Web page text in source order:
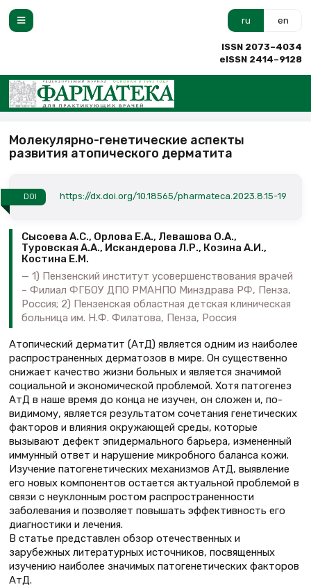
ru en
ISSN 2073–4034
eISSN 2414–9128
Молекулярно-генетические аспекты
развития атопического дерматита
DOI https://dx.doi.org/10.18565/pharmateca.2023.8.15-19
Сысоева А.С., Орлова Е.А., Левашова О.А.,
Туровская А.А., Искандерова Л.Р., Козина А.И.,
Костина Е.М.
1) Пензенский институт усовершенствования врачей
– Филиал ФГБОУ ДПО РМАНПО Минздрава РФ, Пенза,
Россия; 2) Пензенская областная детская клиническая
больница им. Н.Ф. Филатова, Пенза, Россия
Атопический дерматит (АтД) является одним из наиболее
распространенных дерматозов в мире. Он существенно
снижает качество жизни больных и является значимой
социальной и экономической проблемой. Хотя патогенез
АтД в наше время до конца не изучен, он сложен и, по-
видимому, является результатом сочетания генетических
факторов и влияния окружающей среды, которые
вызывают дефект эпидермального барьера, измененный
иммунный ответ и нарушение микробного баланса кожи.
Изучение патогенетических механизмов АтД, выявление
его новых компонентов остается актуальной проблемой в
связи с неуклонным ростом распространенности
заболевания и позволяет повышать эффективность его
диагностики и лечения.
В статье представлен обзор отечественных и
зарубежных литературных источников, посвященных
изучению наиболее значимых патогенетических факторов
АтД.